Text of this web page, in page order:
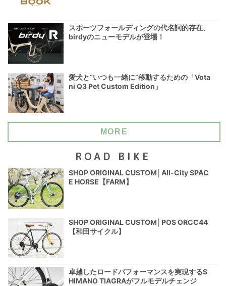
スポーツフォールディングの代名詞的存在、
birdyのニューモデルが登場！
愛犬と“いつも一緒に”移動するための「Vota
ni Q3 Pet Custom Edition」
MORE
ROAD BIKE
SHOP ORIGINAL CUSTOM│All-City SPAC
E HORSE【FARM】
SHOP ORIGINAL CUSTOM│POS ORCC44
【和田サイクル】
卓越したロードパフォーマンスを実現するS
HIMANO TIAGRAがフルモデルチェンジ